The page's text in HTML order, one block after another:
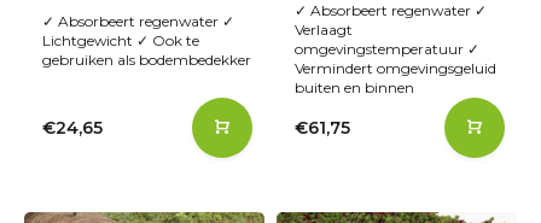
✓ Absorbeert regenwater ✓
Lichtgewicht ✓ Ook te
gebruiken als bodembedekker
€24,65
✓ Absorbeert regenwater ✓
Verlaagt
omgevingstemperatuur ✓
Vermindert omgevingsgeluid
buiten en binnen
€61,75